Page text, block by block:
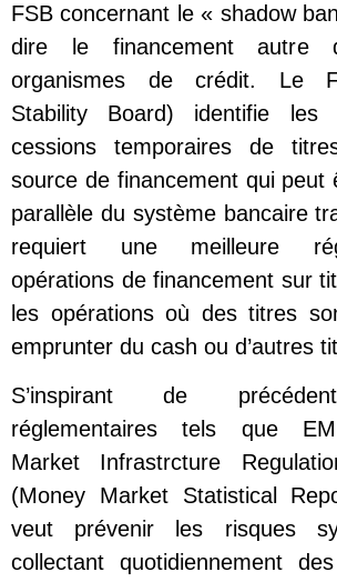
FSB concernant le « shadow
dire le financement autre
organismes de crédit. Le
Stability Board) identifie les
cessions temporaires de
source de financement qui peut
parallèle du système bancaire
requiert une meilleure
opérations de financement sur
les opérations où des titres
emprunter du cash ou d’autres
S’inspirant de
réglementaires tels que
Market Infrastrcture
(Money Market Statistical
veut prévenir les risques
collectant quotidiennement